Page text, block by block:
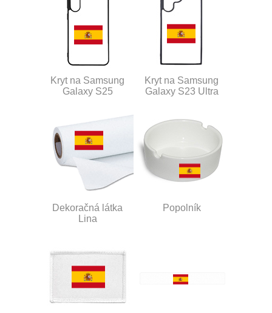
Kryt na Samsung
Galaxy S25
Kryt na Samsung
Galaxy S23 Ultra
Dekoračná látka
Lina
Popolník